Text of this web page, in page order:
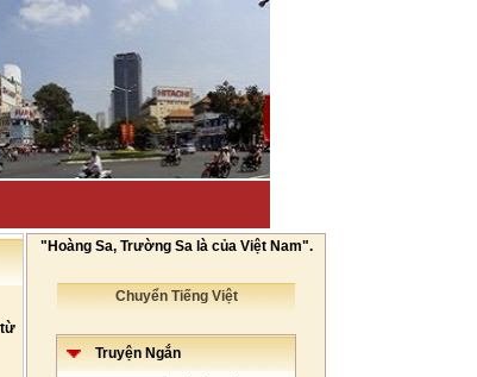
từ
"Hoàng Sa, Trường Sa là của Việt Nam".
Chuyển Tiếng Việt
Truyện Ngắn